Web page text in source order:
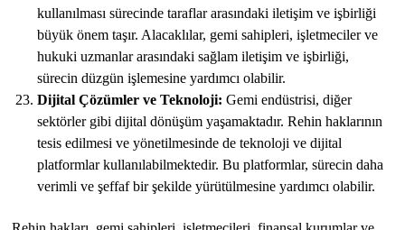
kullanılması sürecinde taraflar arasındaki iletişim ve işbirliği
büyük önem taşır. Alacaklılar, gemi sahipleri, işletmeciler ve
hukuki uzmanlar arasındaki sağlam iletişim ve işbirliği,
sürecin düzgün işlemesine yardımcı olabilir.
Dijital Çözümler ve Teknoloji: Gemi endüstrisi, diğer
sektörler gibi dijital dönüşüm yaşamaktadır. Rehin haklarının
tesis edilmesi ve yönetilmesinde de teknoloji ve dijital
platformlar kullanılabilmektedir. Bu platformlar, sürecin daha
verimli ve şeffaf bir şekilde yürütülmesine yardımcı olabilir.